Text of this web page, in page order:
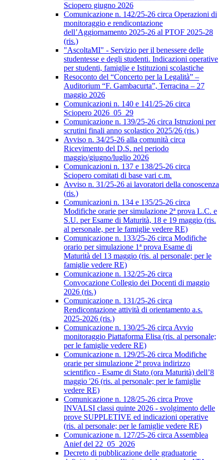
Sciopero giugno 2026
Comunicazione n. 142/25-26 circa Operazioni di
monitoraggio e rendicontazione
dell’Aggiornamento 2025-26 al PTOF 2025-28
(ris.)
"AscoltaMI" - Servizio per il benessere delle
studentesse e degli studenti. Indicazioni operative
per studenti, famiglie e Istituzioni scolastiche
Resoconto del “Concerto per la Legalità” –
Auditorium “F. Gambacurta”, Terracina – 27
maggio 2026
Comunicazioni n. 140 e 141/25-26 circa
Sciopero 2026_05_29
Comunicazione n. 139/25-26 circa Istruzioni per
scrutini finali anno scolastico 2025/26 (ris.)
Avviso n. 34/25-26 alla comunità circa
Ricevimento del D.S. nel periodo
maggio/giugno/luglio 2026
Comunicazioni n. 137 e 138/25-26 circa
Sciopero comitati di base vari c.m.
Avviso n. 31/25-26 ai lavoratori della conoscenza
(ris.)
Comunicazioni n. 134 e 135/25-26 circa
Modifiche orarie per simulazione 2ª prova L.C. e
S.U. per Esame di Maturità, 18 e 19 maggio (ris.
al personale, per le famiglie vedere RE)
Comunicazione n. 133/25-26 circa Modifiche
orario per simulazione 1ª prova Esame di
Maturità del 13 maggio (ris. al personale; per le
famiglie vedere RE)
Comunicazione n. 132/25-26 circa
Convocazione Collegio dei Docenti di maggio
2026 (ris.)
Comunicazione n. 131/25-26 circa
Rendicontazione attività di orientamento a.s.
2025-2026 (ris.)
Comunicazione n. 130/25-26 circa Avvio
monitoraggio Piattaforma Elisa (ris. al personale;
per le famiglie vedere RE)
Comunicazione n. 129/25-26 circa Modifiche
orarie per simulazione 2ª prova indirizzo
scientifico - Esame di Stato (ora Maturità) dell’8
maggio '26 (ris. al personale; per le famiglie
vedere RE)
Comunicazione n. 128/25-26 circa Prove
INVALSI classi quinte 2026 - svolgimento delle
prove SUPPLETIVE ed indicazioni operative
(ris. al personale; per le famiglie vedere RE)
Comunicazione n. 127/25-26 circa Assemblea
Anief del 22_05_2026
Decreto di pubblicazione delle graduatorie